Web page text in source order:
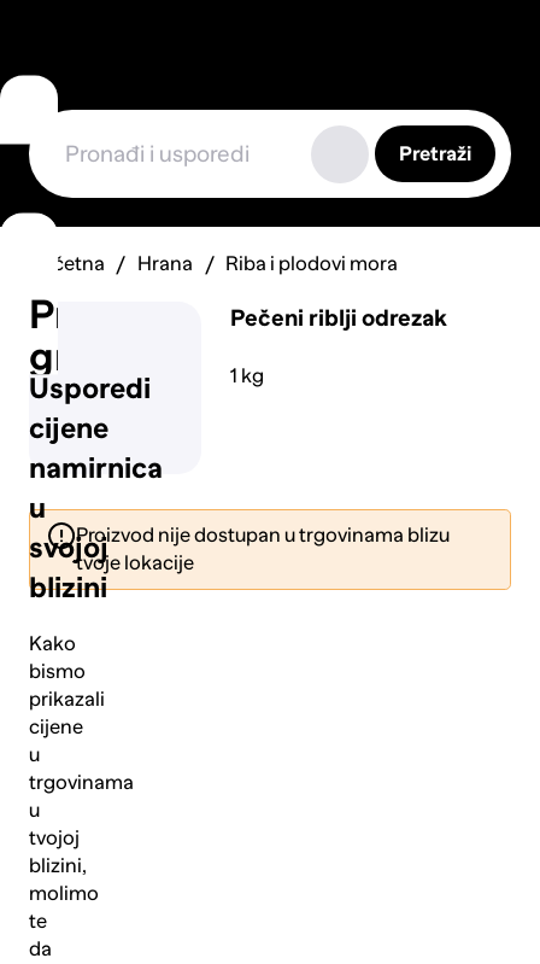
Usporedi
cijene
namirnica
u
svojoj
blizini
Kako
bismo
prikazali
cijene
u
trgovinama
u
tvojoj
blizini,
molimo
te
da
Prijavi
grešku
Pošalji
Pretraži
Početna Hrana Riba i plodovi mora
Pečeni riblji odrezak
1 kg
Proizvod nije dostupan u trgovinama blizu
tvoje lokacije